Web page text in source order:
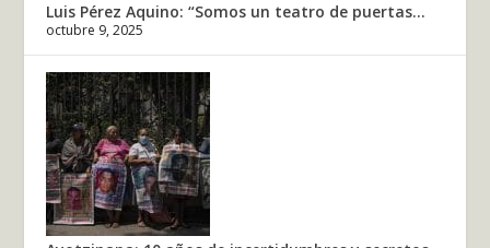
Luis Pérez Aquino: “Somos un teatro de puertas...
octubre 9, 2025